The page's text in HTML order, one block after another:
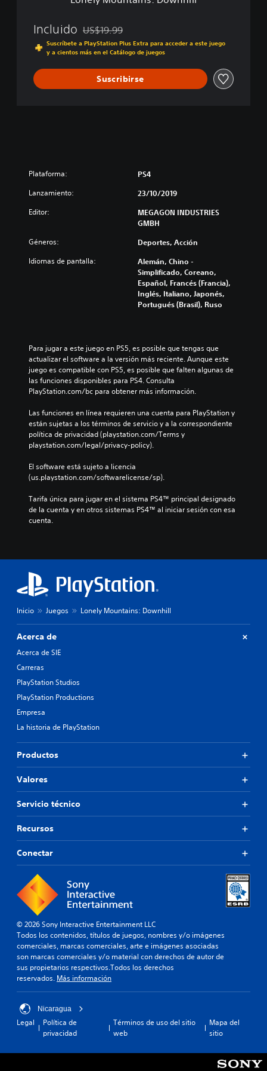
Incluido Rebajado del precio original de US$19.99
US$19.99
Suscríbete a PlayStation Plus Extra para acceder a este juego
y a cientos más en el Catálogo de juegos
Suscribirse
Plataforma: PS4
Lanzamiento: 23/10/2019
Editor:
MEGAGON INDUSTRIES
GMBH
Géneros: Deportes, Acción
Idiomas de pantalla:
Alemán, Chino -
Simplificado, Coreano,
Español, Francés (Francia),
Inglés, Italiano, Japonés,
Portugués (Brasil), Ruso
Para jugar a este juego en PS5, es posible que tengas que
actualizar el software a la versión más reciente. Aunque este
juego es compatible con PS5, es posible que falten algunas de
las funciones disponibles para PS4. Consulta
PlayStation.com/bc para obtener más información.
Las funciones en línea requieren una cuenta para PlayStation y
están sujetas a los términos de servicio y a la correspondiente
política de privacidad (playstation.com/Terms y
playstation.com/legal/privacy-policy).
El software está sujeto a licencia
(us.playstation.com/softwarelicense/sp).
Tarifa única para jugar en el sistema PS4™ principal designado
de la cuenta y en otros sistemas PS4™ al iniciar sesión con esa
cuenta.
Inicio Juegos Lonely Mountains: Downhill
Acerca de
Acerca de SIE
Carreras
PlayStation Studios
PlayStation Productions
Empresa
La historia de PlayStation
Productos
Valores
Servicio técnico
Recursos
Conectar
© 2026 Sony Interactive Entertainment LLC
Todos los contenidos, títulos de juegos, nombres y/o imágenes
comerciales, marcas comerciales, arte e imágenes asociadas
son marcas comerciales y/o material con derechos de autor de
sus propietarios respectivos.Todos los derechos
reservados. Más información
Nicaragua
Legal
Política de
privacidad
Términos de uso del sitio
web
Mapa del
sitio